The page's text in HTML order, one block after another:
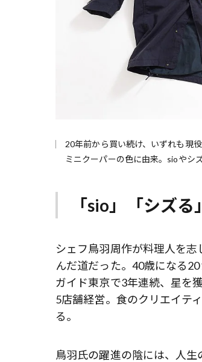
20年前から買い続け、いずれも現
ミニクーパーの色に由来。sioやシ
「sio」「シズ
シェフ鳥羽周作が料理人を
んだ道だった。40歳になる
ガイド東京で3年連続、星を
5店舗経営。食のクリエイテ
る。
鳥羽氏の躍進の陰には、人